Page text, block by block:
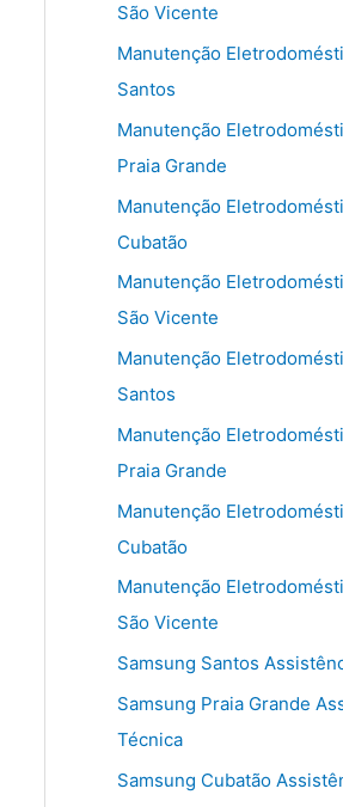
São Vicente
Manutenção
Santos
Manutenção
Praia Grande
Manutenção
Cubatão
Manutenção
São Vicente
Manutenção
Santos
Manutenção
Praia Grande
Manutenção
Cubatão
Manutenção
São Vicente
Samsung Santos
Samsung Praia Grande
Técnica
Samsung Cubatão